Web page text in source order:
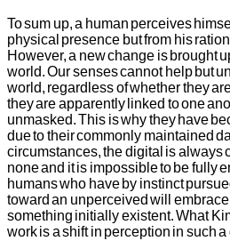
To sum up, a human perceives
physical presence but from his
However, a new change is brought
world. Our senses cannot help but
world, regardless of whether they
they are apparently linked to one
unmasked. This is why they have
due to their commonly maintained
circumstances, the digital is always
none and it is impossible to be fully
humans who have by instinct
toward an unperceived will
something initially existent. What
work is a shift in perception in such